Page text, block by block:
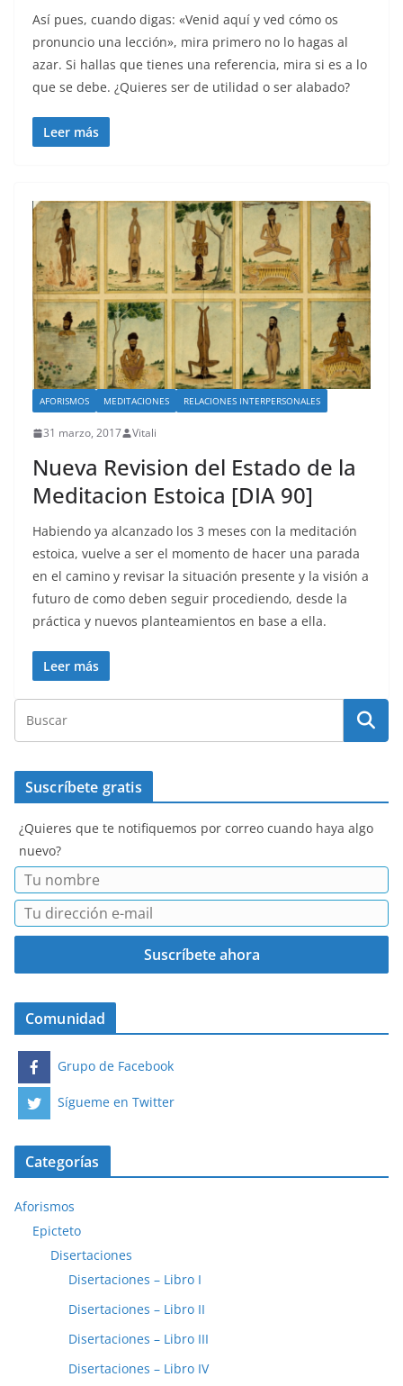
Así pues, cuando digas: «Venid aquí y ved cómo os
pronuncio una lección», mira primero no lo hagas al
azar. Si hallas que tienes una referencia, mira si es a lo
que se debe. ¿Quieres ser de utilidad o ser alabado?
Leer más
AFORISMOS MEDITACIONES RELACIONES INTERPERSONALES
31 marzo, 2017 Vitali
Nueva Revision del Estado de la
Meditacion Estoica [DIA 90]
Habiendo ya alcanzado los 3 meses con la meditación
estoica, vuelve a ser el momento de hacer una parada
en el camino y revisar la situación presente y la visión a
futuro de como deben seguir procediendo, desde la
práctica y nuevos planteamientos en base a ella.
Leer más
Suscríbete gratis
¿Quieres que te notifiquemos por correo cuando haya algo
nuevo?
Comunidad
Grupo de Facebook
Sígueme en Twitter
Categorías
Aforismos
Epicteto
Disertaciones
Disertaciones – Libro I
Disertaciones – Libro II
Disertaciones – Libro III
Disertaciones – Libro IV